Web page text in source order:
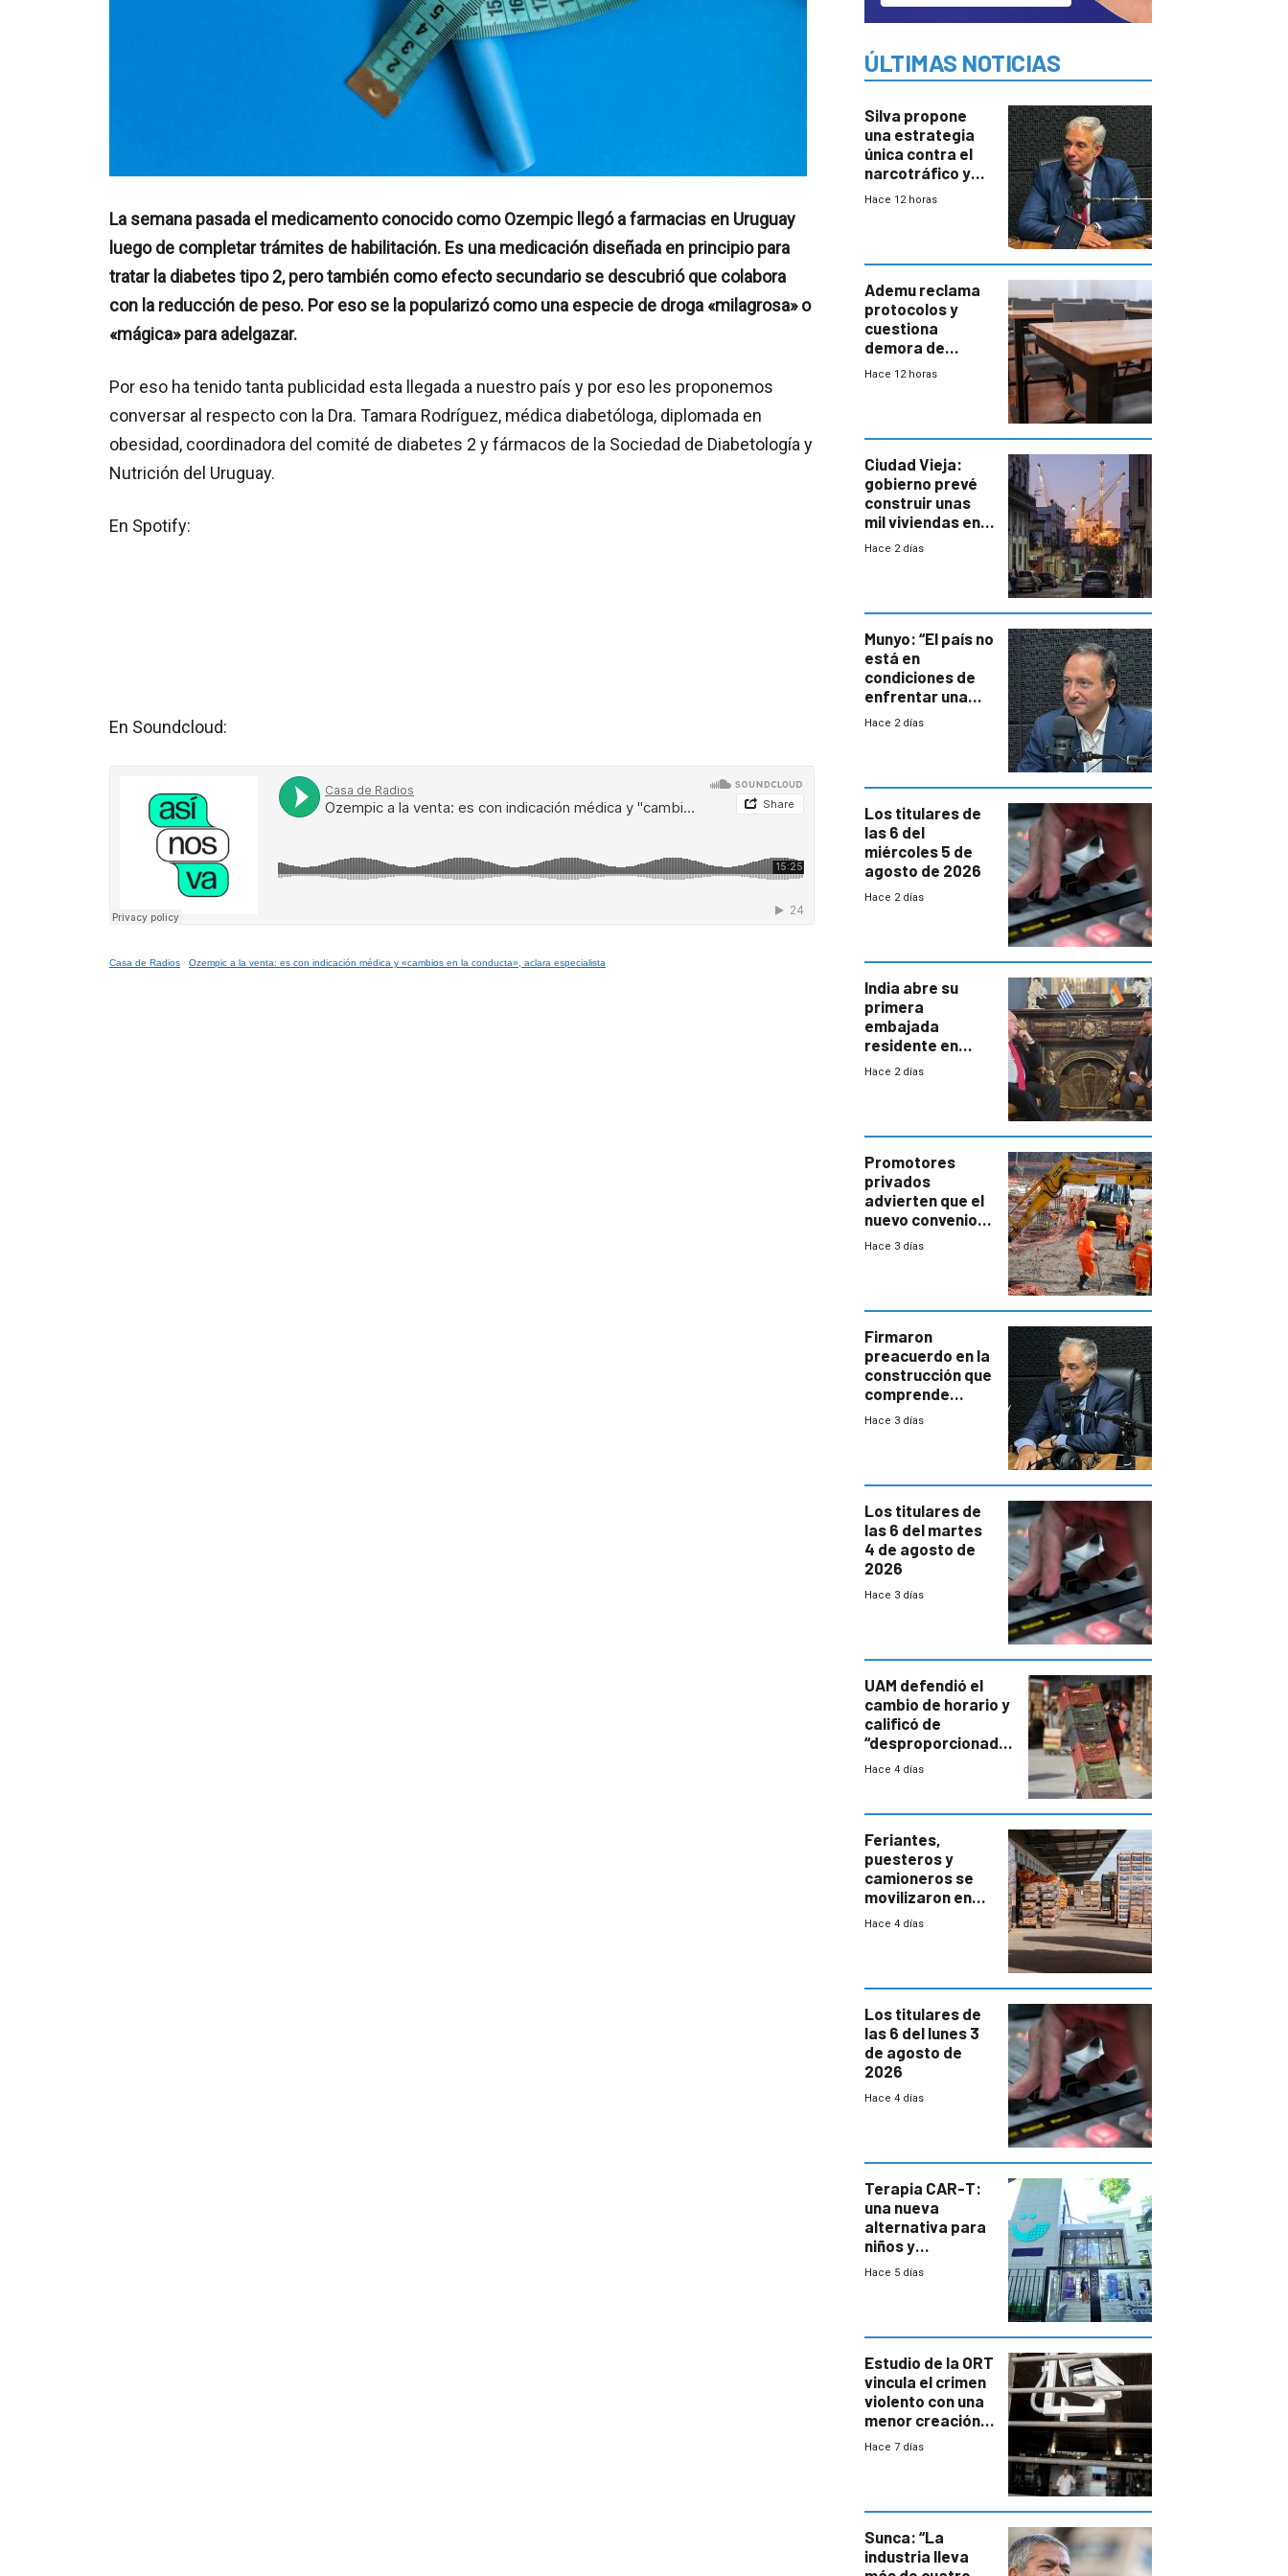
La semana pasada el medicamento conocido como Ozempic llegó a farmacias en Uruguay
luego de completar trámites de habilitación. Es una medicación diseñada en principio para
tratar la diabetes tipo 2, pero también como efecto secundario se descubrió que colabora
con la reducción de peso. Por eso se la popularizó como una especie de droga «milagrosa» o
«mágica» para adelgazar.
Por eso ha tenido tanta publicidad esta llegada a nuestro país y por eso les proponemos
conversar al respecto con la Dra. Tamara Rodríguez, médica diabetóloga, diplomada en
obesidad, coordinadora del comité de diabetes 2 y fármacos de la Sociedad de Diabetología y
Nutrición del Uruguay.
En Spotify:
En Soundcloud:
Casa de Radios · Ozempic a la venta: es con indicación médica y «cambios en la conducta», aclara especialista
ÚLTIMAS NOTICIAS
Silva propone
una estrategia
única contra el
narcotráfico y
mayor
Hace 12 horas
Ademu reclama
protocolos y
cuestiona
demora de
Primaria ante
Hace 12 horas
Ciudad Vieja:
gobierno prevé
construir unas
mil viviendas en
un plan de
Hace 2 días
Munyo: “El país no
está en
condiciones de
enfrentar una
reducción de la
Hace 2 días
Los titulares de
las 6 del
miércoles 5 de
agosto de 2026
Hace 2 días
India abre su
primera
embajada
residente en
Uruguay y crecen
enorme
potencial
Hace 2 días
Promotores
privados
advierten que el
nuevo convenio
de la
a revisar
proyectos
Hace 3 días
Firmaron
preacuerdo en la
construcción que
comprende
reducción
Hace 3 días
Los titulares de
las 6 del martes
4 de agosto de
2026
Hace 3 días
UAM defendió el
cambio de horario y
calificó de
“desproporcionado”
el bloqueo de
Hace 4 días
Feriantes,
puesteros y
camioneros se
movilizaron en
rechazo a
Hace 4 días
Los titulares de
las 6 del lunes 3
de agosto de
2026
Hace 4 días
Terapia CAR-T:
una nueva
alternativa para
niños y
adolescentes
Hace 5 días
Estudio de la ORT
vincula el crimen
violento con una
menor creación
de empresas
Hace 7 días
Sunca: “La
industria lleva